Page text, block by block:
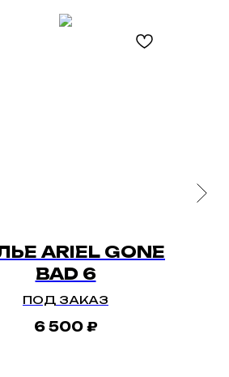
ARIEL GONE
BAD 6
ПОД ЗАКАЗ
6 500 ₽